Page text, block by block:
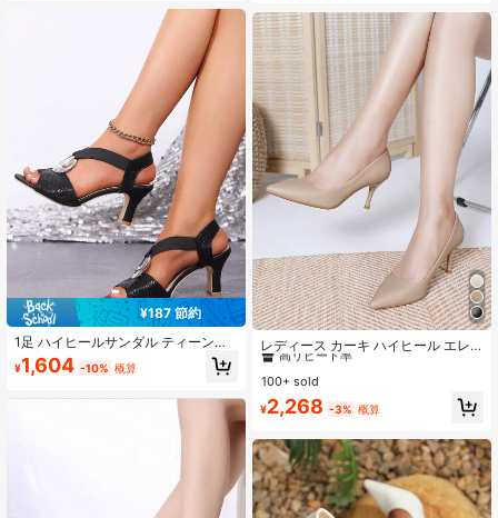
¥187 節約
1足 ハイヒールサンダル ティーン向
け、シルバー中空メタルバックル、
ブラッククロコダイル柄 スリッポン
ーディネート、バケーション、パー
ティー、集まりに適しています
¥1,604 -10% 概算
レディース カーキ ハイヒール エレ
ガント セクシー 多用途 ポインテッ
ドトゥ スティレット パンプス レデ
ィースファッションシューズ
#3 ベストセラー
カーキ レディースパンプス
高リピート率
#3 ベストセラー
高リピート率
#3 ベストセラー
高リピート率
#3 ベストセラー
高リピート率
100+ sold
¥2,268 -3% 概算